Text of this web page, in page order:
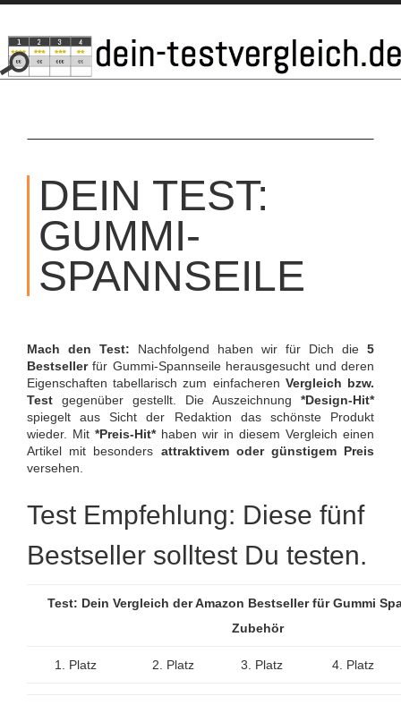
SKIP
CONTENT
DEIN TEST:
GUMMI-
SPANNSEILE
Mach den Test: Nachfolgend haben wir für Dich die 5
Bestsellerfür Gummi-Spannseile herausgesucht und deren
Eigenschaften tabellarisch zum einfacheren Vergleich bzw.
Test gegenüber gestellt. Die Auszeichnung *Design-Hit*
spiegelt aus Sicht der Redaktion das schönste Produkt
wieder. Mit *Preis-Hit*haben wir in diesem Vergleich einen
Artikel mit besonders attraktivem oder günstigem Preis
versehen.
Test Empfehlung: Diese fünf
Bestseller solltest Du testen.
Test: Dein Vergleich der Amazon Bestseller für Gummi
Zubehör
1. Platz 2. Platz 3. Platz 4. Platz